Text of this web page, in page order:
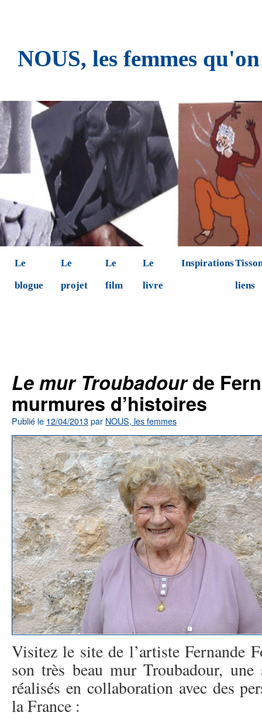
NOUS, les femmes
Le
blogue
Le
projet
Le
film
Le
livre
Inspirations
liens
Le mur Troubadourde
murmures d’histoires
Publié le 12/04/2013par NOUS, les femmes
Visitez le site de l’artiste Fernande
son très beau mur Troubadour, une
réalisés en collaboration avec des
la France :